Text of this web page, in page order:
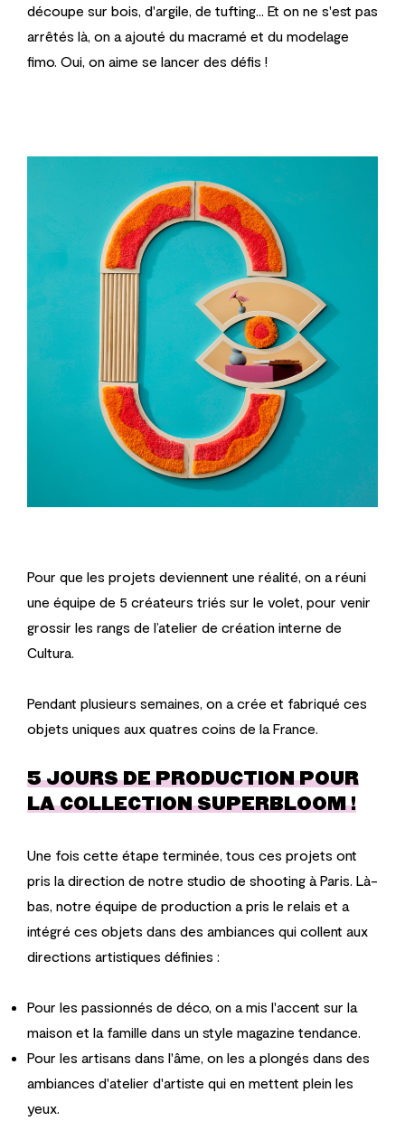
découpe sur bois, d'argile, de tufting... Et on ne s'est pas
arrêtés là, on a ajouté du macramé et du modelage
fimo. Oui, on aime se lancer des défis !
Pour que les projets deviennent une réalité, on a réuni
une équipe de 5 créateurs triés sur le volet, pour venir
grossir les rangs de l’atelier de création interne de
Cultura.
Pendant plusieurs semaines, on a crée et fabriqué ces
objets uniques aux quatres coins de la France.
5 JOURS DE PRODUCTION POUR
LA COLLECTION SUPERBLOOM !
Une fois cette étape terminée, tous ces projets ont
pris la direction de notre studio de shooting à Paris. Là-
bas, notre équipe de production a pris le relais et a
intégré ces objets dans des ambiances qui collent aux
directions artistiques définies :
Pour les passionnés de déco, on a mis l'accent sur la
maison et la famille dans un style magazine tendance.
Pour les artisans dans l'âme, on les a plongés dans des
ambiances d'atelier d'artiste qui en mettent plein les
yeux.